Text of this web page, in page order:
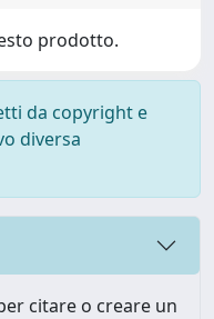
prodotto.
da copyright e
diversa
citare o creare un